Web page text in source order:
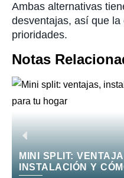
Ambas alternativas
desventajas, así que
prioridades.
Notas
MINI SPLIT:
INSTALACIÓN Y